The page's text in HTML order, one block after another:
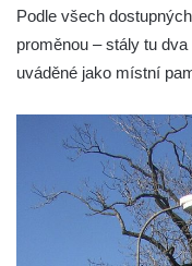
Kříž v Dělnické
Boží muka na
Centrální kříž
Kříž u kostela
Kříž u brány na
Kříž na zahradě
Podle všech
proměnou – stály tu
uváděné jako místní